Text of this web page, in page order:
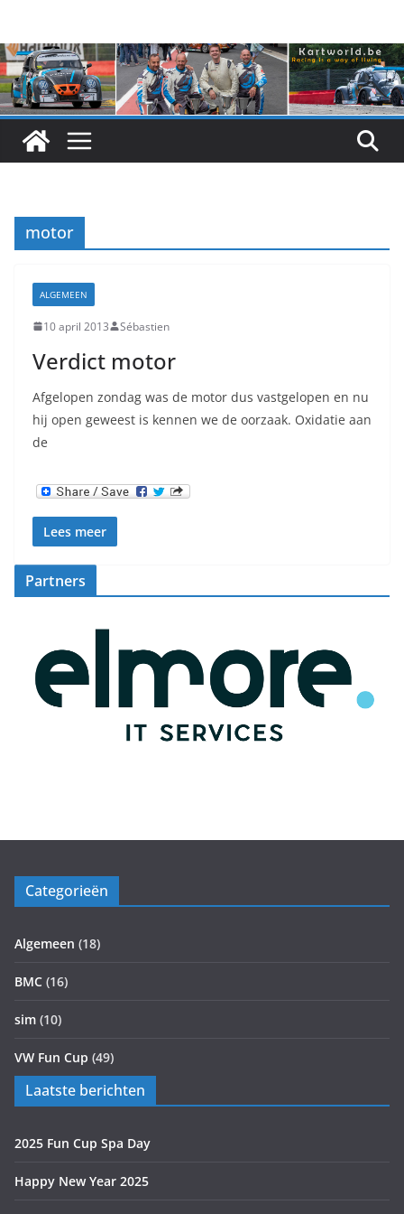
content
motor
ALGEMEEN
10 april 2013 Sébastien
Verdict motor
Afgelopen zondag was de motor dus vastgelopen en nu
hij open geweest is kennen we de oorzaak. Oxidatie aan
de
Lees meer
Partners
Categorieën
Algemeen (18)
BMC (16)
sim (10)
VW Fun Cup (49)
Laatste berichten
2025 Fun Cup Spa Day
Happy New Year 2025